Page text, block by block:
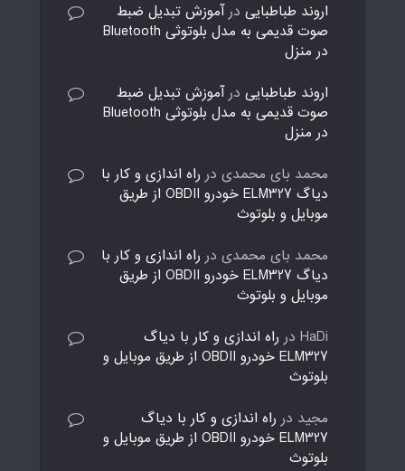
اروند طباطبایی درآموزش تبدیل ضبط
صوت قدیمی به مدل بلوتوثی Bluetooth
در منزل
اروند طباطبایی درآموزش تبدیل ضبط
صوت قدیمی به مدل بلوتوثی Bluetooth
در منزل
محمد بای محمدی در راه اندازی و کار با
دیاگ ELM327 خودرو OBDII از طریق
موبایل و بلوتوث
محمد بای محمدی در راه اندازی و کار با
دیاگ ELM327 خودرو OBDII از طریق
موبایل و بلوتوث
HaDi در راه اندازی و کار با دیاگ
ELM327 خودرو OBDII از طریق موبایل و
بلوتوث
مجید در راه اندازی و کار با دیاگ
ELM327 خودرو OBDII از طریق موبایل و
بلوتوث